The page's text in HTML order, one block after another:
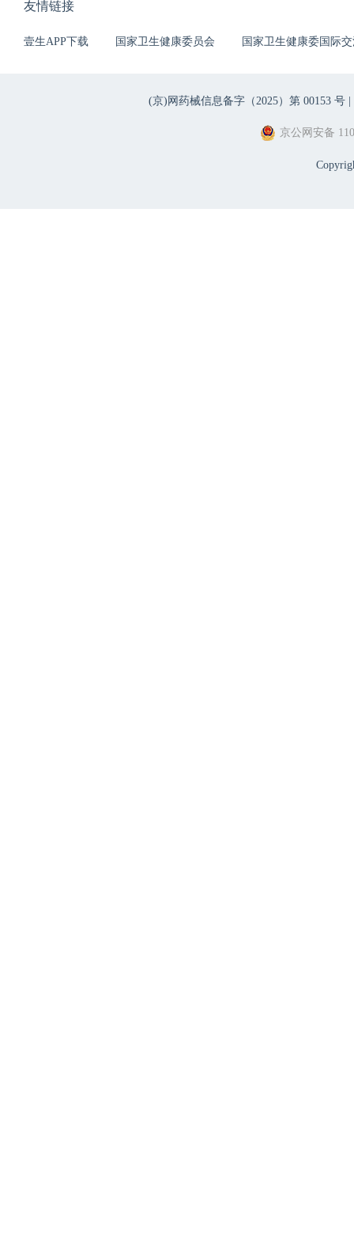
友情链接
壹生APP下载 国家卫生健康委员会 国家卫生健康委国际
(京)网药械信息备字（2025）第 00153 号 |
京公网安备